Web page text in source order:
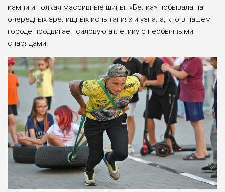
камни и толкая массивные шины. «Белка» побывала на
очередных зрелищных испытаниях и узнала, кто в нашем
городе продвигает силовую атлетику с необычными
снарядами.